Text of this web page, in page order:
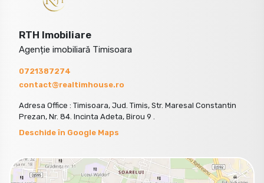
RTH Imobiliare
Agenție imobiliară Timisoara
0721387274
contact@realtimhouse.ro
Adresa Office : Timisoara, Jud. Timis, Str. Maresal Constantin
Prezan, Nr. 84. Incinta Adeta, Birou 9 .
Deschide în Google Maps